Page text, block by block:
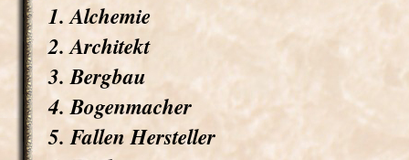
1. Alchemie
2. Architekt
3. Bergbau
4. Bogenmacher
5. Fallen Hersteller